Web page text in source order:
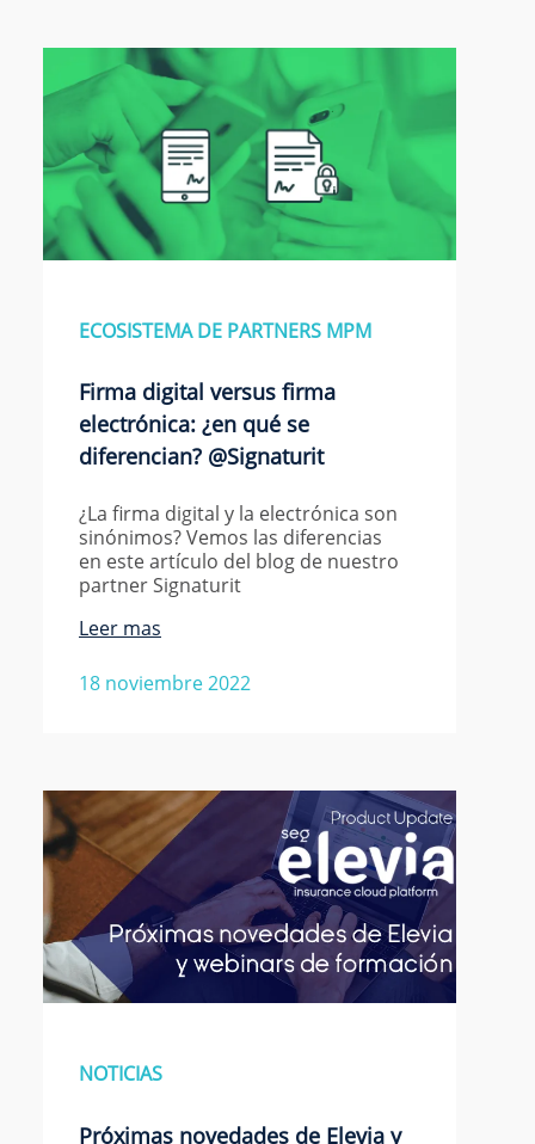
ECOSISTEMA DE PARTNERS MPM
Firma digital versus firma
electrónica: ¿en qué se
diferencian? @Signaturit
¿La firma digital y la electrónica son
sinónimos? Vemos las diferencias
en este artículo del blog de nuestro
partner Signaturit
18 noviembre 2022
Leer mas
NOTICIAS
Próximas novedades de Elevia y